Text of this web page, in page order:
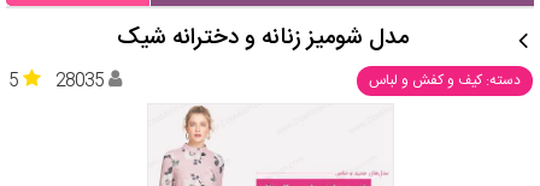
مدل شومیز زنانه و دخترانه شیک
دسته: کیف و کفش و لباس 5 28035